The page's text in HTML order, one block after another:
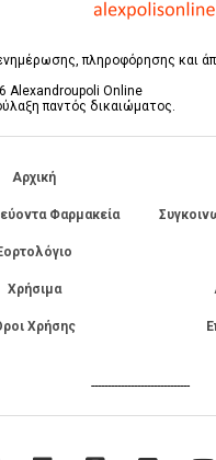
πληροφόρησης και
Alexandroupoli Online
παντός δικαιώματος.
Αρχική
Φαρμακεία
Χρήσιμα
Χρήσης
------------------------------